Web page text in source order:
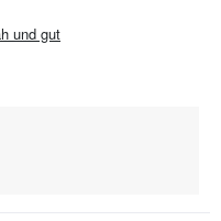
und gut